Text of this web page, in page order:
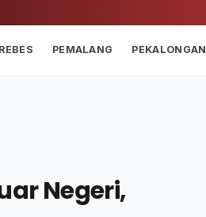
PEMALANG PEKALONGAN
Negeri,